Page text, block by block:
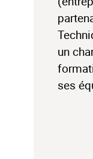
un
ses